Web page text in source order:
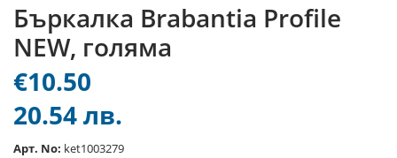
Бъркалка Brabantia Profile
NEW, голяма
€10.50
20.54 лв.
Арт. No: ket1003279